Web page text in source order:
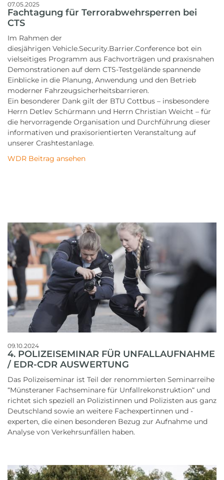
07.05.2025
Fachtagung für Terrorabwehrsperren bei
CTS
Im Rahmen der
diesjährigen Vehicle.Security.Barrier.Conference bot ein
vielseitiges Programm aus Fachvorträgen und praxisnahen
Demonstrationen auf dem CTS-Testgelände spannende
Einblicke in die Planung, Anwendung und den Betrieb
moderner Fahrzeugsicherheitsbarrieren.
Ein besonderer Dank gilt der BTU Cottbus – insbesondere
Herrn Detlev Schürmann und Herrn Christian Weicht – für
die hervorragende Organisation und Durchführung dieser
informativen und praxisorientierten Veranstaltung auf
unserer Crashtestanlage.
WDR Beitrag ansehen
09.10.2024
4. POLIZEISEMINAR FÜR UNFALLAUFNAHME
/ EDR-CDR AUSWERTUNG
Das Polizeiseminar ist Teil der renommierten Seminarreihe
“Münsteraner Fachseminare für Unfallrekonstruktion“ und
richtet sich speziell an Polizistinnen und Polizisten aus ganz
Deutschland sowie an weitere Fachexpertinnen und -
experten, die einen besonderen Bezug zur Aufnahme und
Analyse von Verkehrsunfällen haben.